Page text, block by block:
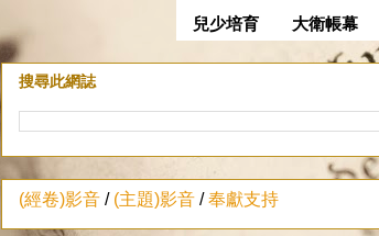
兒少培育 大衛帳幕
搜尋此網誌
(經卷)影音 / (主題)影音 /奉獻支持